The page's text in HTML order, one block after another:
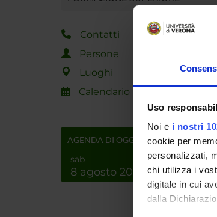
Uso
Noi e i nostri
cookie per
personalizzati,
chi utilizza i
digitale in cui
dalla
Contatti
Persone
Luoghi
Calendario
AGENDA DI OGGI
sab
8 agosto 2026